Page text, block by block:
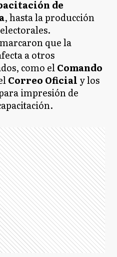
de
, hasta la producción
que la
a otros
como elComando
Correo Oficial y los
impresión de